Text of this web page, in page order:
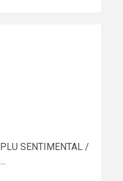
SENTIMENTAL /